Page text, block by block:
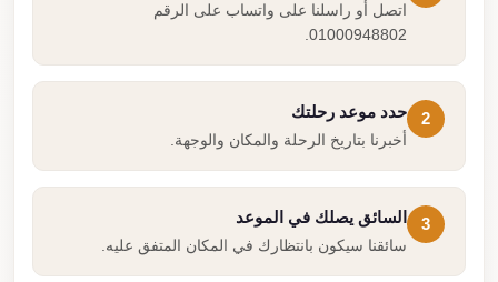
اتصل أو راسلنا على واتساب على الرقم
01000948802.
2
حدد موعد رحلتك
أخبرنا بتاريخ الرحلة والمكان والوجهة.
3
السائق يصلك في الموعد
سائقنا سيكون بانتظارك في المكان المتفق عليه.